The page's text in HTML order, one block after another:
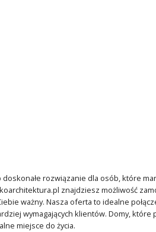
rozwiązanie dla osób, które
znajdziesz możliwość
ważny. Nasza oferta to idealne
wymagających klientów. Domy,
miejsce do życia.